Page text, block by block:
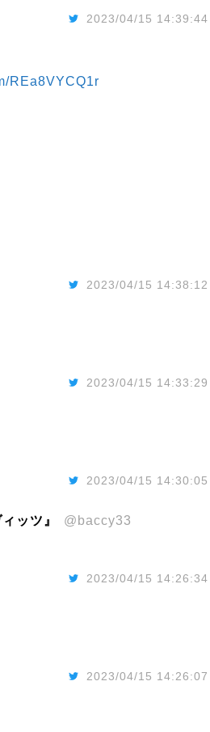
2023/04/15 14:39:44
REa8VYCQ1r
2023/04/15 14:38:12
2023/04/15 14:33:29
2023/04/15 14:30:05
ッツ』
@baccy33
2023/04/15 14:26:34
2023/04/15 14:26:07